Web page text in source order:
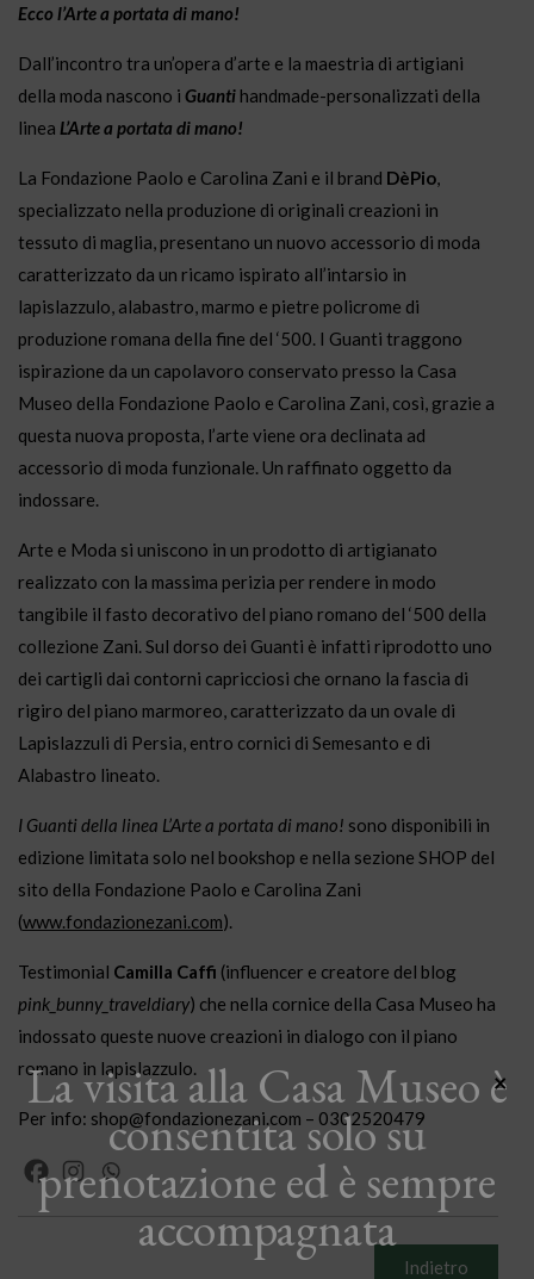
Ecco l’Arte a portata di mano!
Dall’incontro tra un’opera d’arte e la maestria di artigiani
della moda nascono i Guanti handmade-personalizzati della
linea L’Arte a portata di mano!
La Fondazione Paolo e Carolina Zani e il brand DèPio,
specializzato nella produzione di originali creazioni in
tessuto di maglia, presentano un nuovo accessorio di moda
caratterizzato da un ricamo ispirato all’intarsio in
lapislazzulo, alabastro, marmo e pietre policrome di
produzione romana della fine del ‘500. I Guanti traggono
ispirazione da un capolavoro conservato presso la Casa
Museo della Fondazione Paolo e Carolina Zani, così, grazie a
questa nuova proposta, l’arte viene ora declinata ad
accessorio di moda funzionale. Un raffinato oggetto da
indossare.
Arte e Moda si uniscono in un prodotto di artigianato
realizzato con la massima perizia per rendere in modo
tangibile il fasto decorativo del piano romano del ‘500 della
collezione Zani. Sul dorso dei Guanti è infatti riprodotto uno
dei cartigli dai contorni capricciosi che ornano la fascia di
rigiro del piano marmoreo, caratterizzato da un ovale di
Lapislazzuli di Persia, entro cornici di Semesanto e di
Alabastro lineato.
I Guanti della linea L’Arte a portata di mano! sono disponibili in
edizione limitata solo nel bookshop e nella sezione SHOP del
sito della Fondazione Paolo e Carolina Zani
(www.fondazionezani.com).
Testimonial Camilla Caffi (influencer e creatore del blog
pink_bunny_traveldiary) che nella cornice della Casa Museo ha
indossato queste nuove creazioni in dialogo con il piano
romano in lapislazzulo.
Per info: shop@fondazionezani.com – 0302520479
Indietro
La visita alla Casa Museo è
consentita solo su
prenotazione ed è sempre
accompagnata
×